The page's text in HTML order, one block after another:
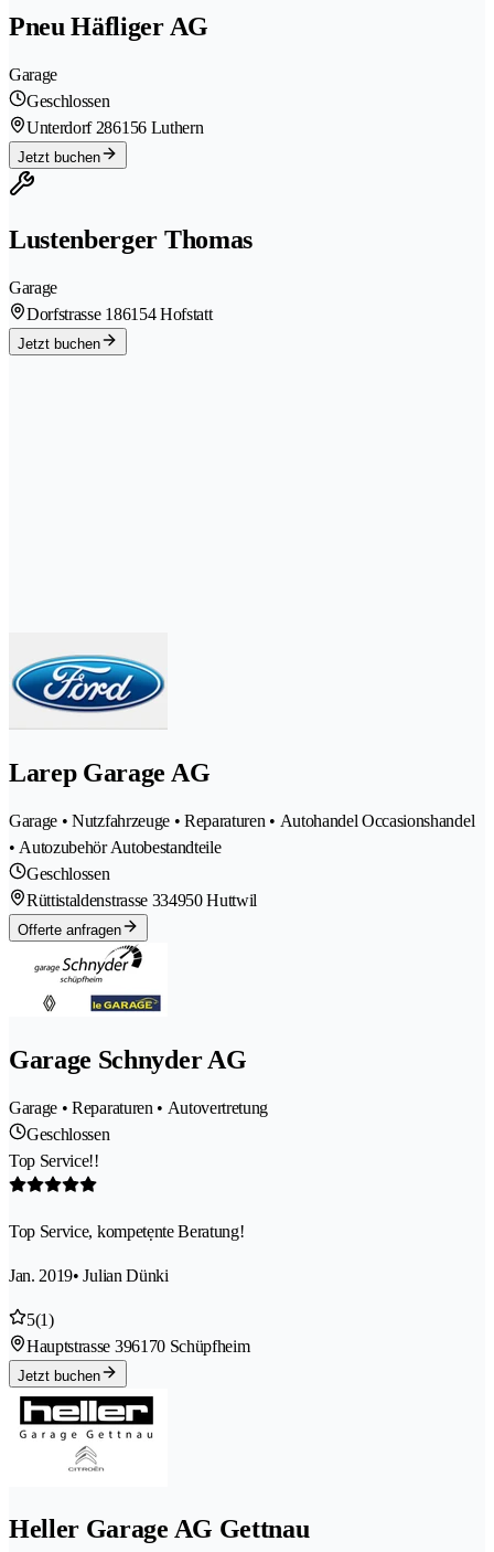
Pneu Häfliger AG
Garage
Geschlossen
Unterdorf 286156 Luthern
Jetzt buchen
Lustenberger Thomas
Garage
Dorfstrasse 186154 Hofstatt
Jetzt buchen
Larep Garage AG
Garage • Nutzfahrzeuge • Reparaturen • Autohandel Occasionshandel
• Autozubehör Autobestandteile
Geschlossen
Rüttistaldenstrasse 334950 Huttwil
Offerte anfragen
Garage Schnyder AG
Garage • Reparaturen • Autovertretung
Geschlossen
Top Service!!
Top Service, kompetẹnte Beratung!
Jan. 2019• Julian Dünki
5(1)
Hauptstrasse 396170 Schüpfheim
Jetzt buchen
Heller Garage AG Gettnau